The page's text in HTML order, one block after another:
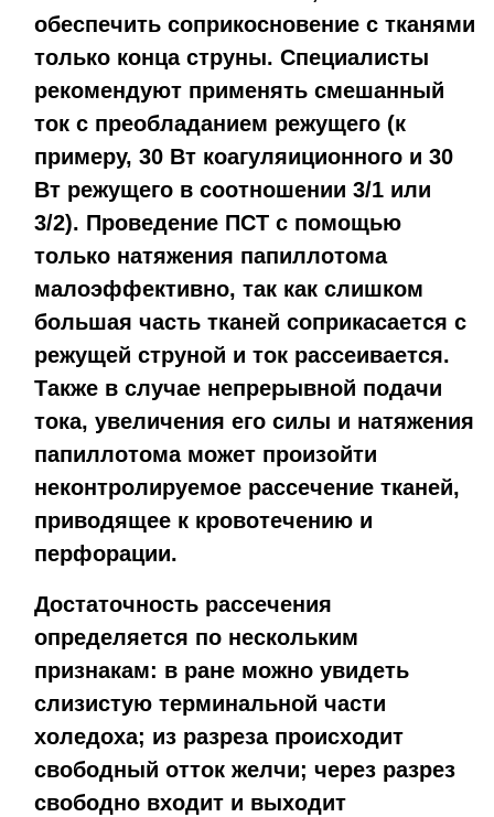
обеспечить соприкосновение с тканями
только конца струны. Специалисты
рекомендуют применять смешанный
ток с преобладанием режущего (к
примеру, 30 Вт коагуляиционного и 30
Вт режущего в соотношении 3/1 или
3/2). Проведение ПСТ с помощью
только натяжения папиллотома
малоэффективно, так как слишком
большая часть тканей соприкасается с
режущей струной и ток рассеивается.
Также в случае непрерывной подачи
тока, увеличения его силы и натяжения
папиллотома может произойти
неконтролируемое рассечение тканей,
приводящее к кровотечению и
перфорации.
Достаточность рассечения
определяется по нескольким
признакам: в ране можно увидеть
слизистую терминальной части
холедоха; из разреза происходит
свободный отток желчи; через разрез
свободно входит и выходит